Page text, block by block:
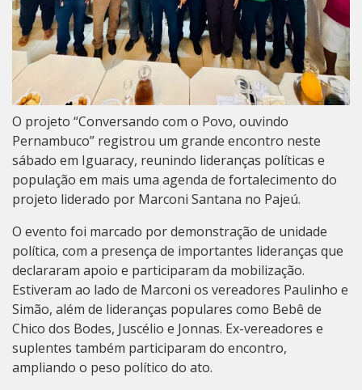
O projeto “Conversando com o Povo, ouvindo
Pernambuco” registrou um grande encontro neste
sábado em Iguaracy, reunindo lideranças políticas e
população em mais uma agenda de fortalecimento do
projeto liderado por Marconi Santana no Pajeú.
O evento foi marcado por demonstração de unidade
política, com a presença de importantes lideranças que
declararam apoio e participaram da mobilização.
Estiveram ao lado de Marconi os vereadores Paulinho e
Simão, além de lideranças populares como Bebê de
Chico dos Bodes, Juscélio e Jonnas. Ex-vereadores e
suplentes também participaram do encontro,
ampliando o peso político do ato.